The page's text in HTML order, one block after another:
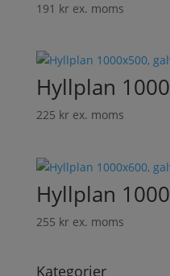
191 kr ex. moms
Hyllplan
225 kr ex. moms
Hyllplan
255 kr ex. moms
Kategorier